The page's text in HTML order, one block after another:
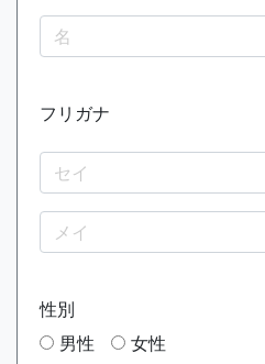
フリガナ
性別
男性
女性